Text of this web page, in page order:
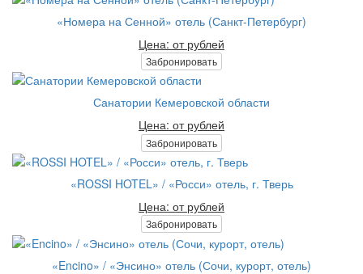
«Номера на Сенной» отель (Санкт-Петербург)
Цена: от рублей
Забронировать
Санатории Кемеровской области
Цена: от рублей
Забронировать
«ROSSI HOTEL» / «Росси» отель, г. Тверь
Цена: от рублей
Забронировать
«Encino» / «Энсино» отель (Сочи, курорт, отель)